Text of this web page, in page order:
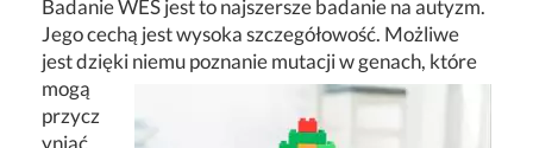
Badanie WES jest to najszersze badanie na autyzm.
Jego cechą jest wysoka szczegółowość. Możliwe
jest dzięki niemu poznanie mutacji w genach, które
mogą
przycz
yniać